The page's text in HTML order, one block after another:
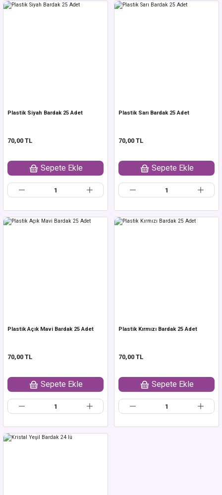
Plastik Siyah Bardak 25 Adet
70,00 TL
Sepete Ekle
Plastik Sarı Bardak 25 Adet
70,00 TL
Sepete Ekle
Plastik Açık Mavi Bardak 25 Adet
70,00 TL
Sepete Ekle
Plastik Kırmızı Bardak 25 Adet
70,00 TL
Sepete Ekle